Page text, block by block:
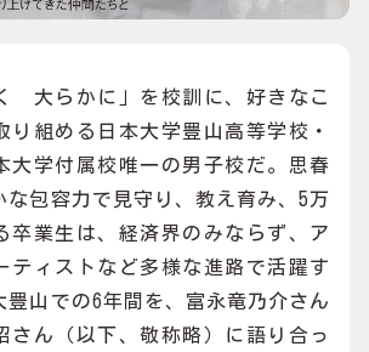
大らかに」を校訓に、好きなこ
り組める日本大学豊山高等学校・
大学付属校唯一の男子校だ。思春
な包容力で見守り、教え育み、5万
卒業生は、経済界のみならず、ア
ティストなど多様な進路で活躍す
豊山での6年間を、富永竜乃介さん
さん（以下、敬称略）に語り合っ